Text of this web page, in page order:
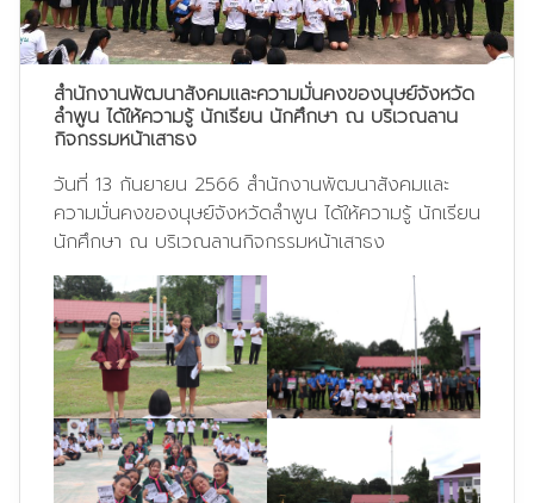
สำนักงานพัฒนาสังคมและความมั่นคงของนุษย์จังหวัด
ลำพูน ได้ให้ความรู้ นักเรียน นักศึกษา ณ บริเวณลาน
กิจกรรมหน้าเสาธง
วันที่ 13 กันยายน 2566 สำนักงานพัฒนาสังคมและ
ความมั่นคงของนุษย์จังหวัดลำพูน ได้ให้ความรู้ นักเรียน
นักศึกษา ณ บริเวณลานกิจกรรมหน้าเสาธง